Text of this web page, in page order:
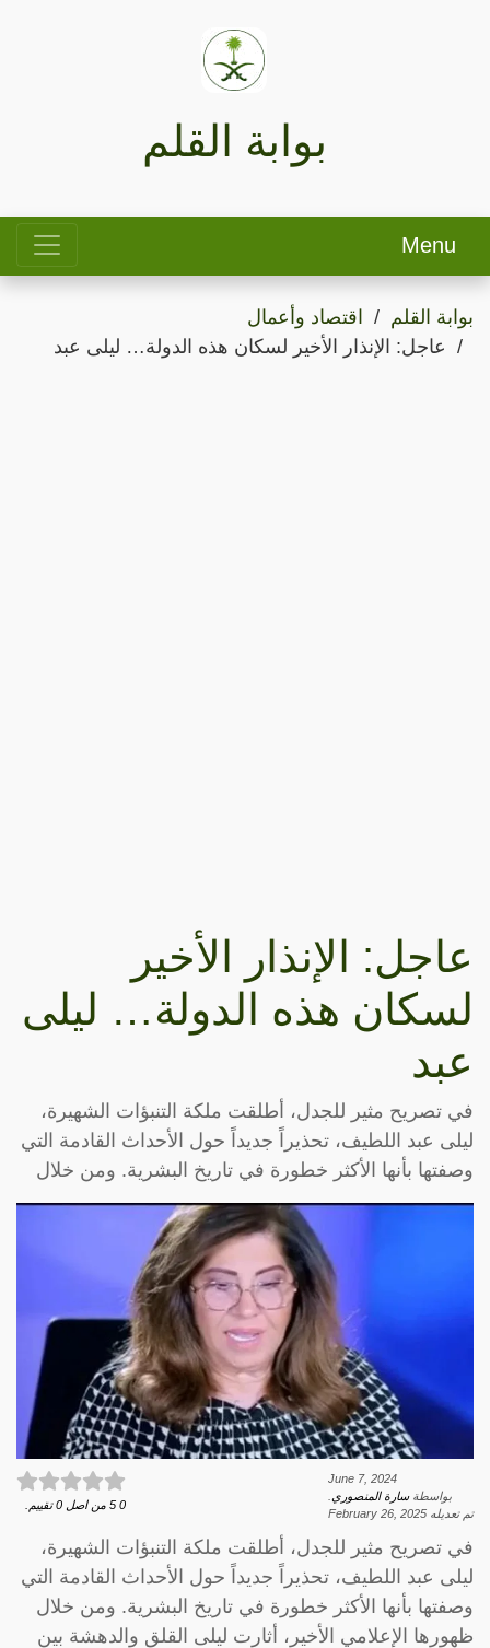
بوابة القلم
Menu
بوابة القلم
اقتصاد وأعمال
عاجل: الإنذار الأخير لسكان هذه الدولة… ليلى عبد
عاجل: الإنذار الأخير
لسكان هذه الدولة… ليلى
عبد
في تصريح مثير للجدل، أطلقت ملكة التنبؤات الشهيرة،
ليلى عبد اللطيف، تحذيراً جديداً حول الأحداث القادمة التي
وصفتها بأنها الأكثر خطورة في تاريخ البشرية. ومن خلال
June 7, 2024
بواسطةسارة المنصوري
تم تعديله February 26, 2025
0
5 من اصل 0 تقييم.
في تصريح مثير للجدل، أطلقت ملكة التنبؤات الشهيرة،
ليلى عبد اللطيف، تحذيراً جديداً حول الأحداث القادمة التي
وصفتها بأنها الأكثر خطورة في تاريخ البشرية. ومن خلال
ظهورها الإعلامي الأخير، أثارت ليلى القلق والدهشة بين